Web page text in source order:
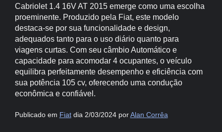
Cabriolet 1.4 16V AT 2015 emerge como uma escolha
proeminente. Produzido pela Fiat, este modelo
destaca-se por sua funcionalidade e design,
adequados tanto para o uso diário quanto para
viagens curtas. Com seu câmbio Automático e
capacidade para acomodar 4 ocupantes, o veículo
equilibra perfeitamente desempenho e eficiência com
sua potência 105 cv, oferecendo uma condução
econômica e confiável.
Publicado em Fiatdia 2/03/2024 porAlan Corrêa